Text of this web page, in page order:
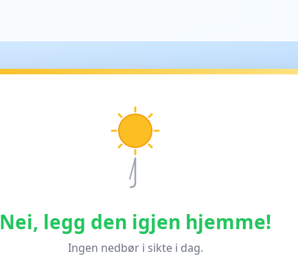
Nei, legg den igjen hjemme!
Ingen nedbør i sikte i dag.